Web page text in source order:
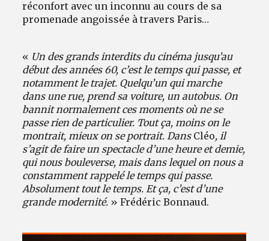
réconfort avec un inconnu au cours de sa
promenade angoissée à travers Paris…
« Un des grands interdits du cinéma jusqu’au
début des années 60, c’est le temps qui passe, et
notamment le trajet. Quelqu’un qui marche
dans une rue, prend sa voiture, un autobus. On
bannit normalement ces moments où ne se
passe rien de particulier. Tout ça, moins on le
montrait, mieux on se portrait. Dans Cléo, il
s’agit de faire un spectacle d’une heure et demie,
qui nous bouleverse, mais dans lequel on nous a
constamment rappelé le temps qui passe.
Absolument tout le temps. Et ça, c’est d’une
grande modernité. » Frédéric Bonnaud.